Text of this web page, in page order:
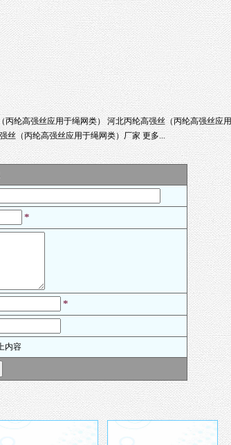
丙纶高强丝应用于绳网类） 河北丙纶高强丝（丙纶高强丝应用
丝（丙纶高强丝应用于绳网类）厂家 更多...
*
*
内容